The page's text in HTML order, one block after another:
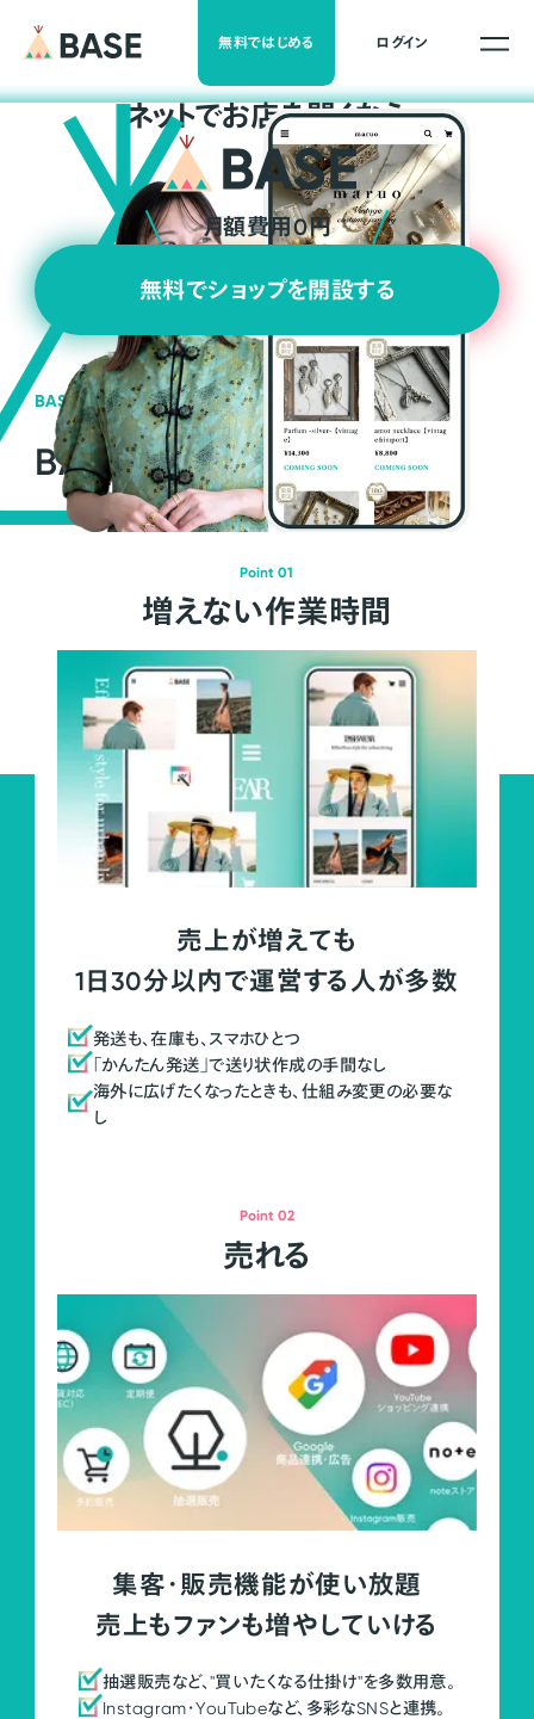
無料ではじめる ログイン
ネットでお店を開くなら
月額費用0円
無料でショップを開設する
BASEの強み
BASEが強い3つの理由
Point 01
増えない作業時間
売上が増えても
1日30分以内で運営する人が多数
発送も、在庫も、スマホひとつ
「かんたん発送」で送り状作成の手間なし
海外に広げたくなったときも、仕組み変更の必要な
し
Point 02
売れる
集客・販売機能が使い放題
売上もファンも増やしていける
抽選販売など、"買いたくなる仕掛け"を多数用意。
Instagram・YouTubeなど、多彩なSNSと連携。